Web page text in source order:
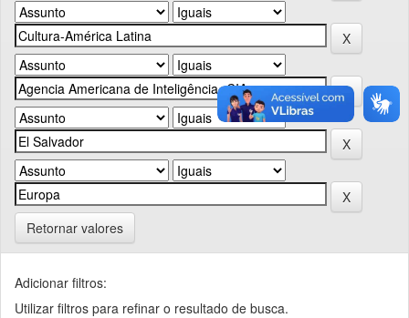
Retornar valores
Adicionar filtros:
Utilizar filtros para refinar o resultado de busca.